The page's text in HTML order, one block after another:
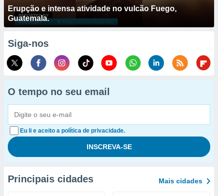
Erupção e intensa atividade no vulcão Fuego,
Guatemala.
Siga-nos
O tempo no seu email
Eu li e aceito a política de privacidade.
Principais cidades Mais cidades